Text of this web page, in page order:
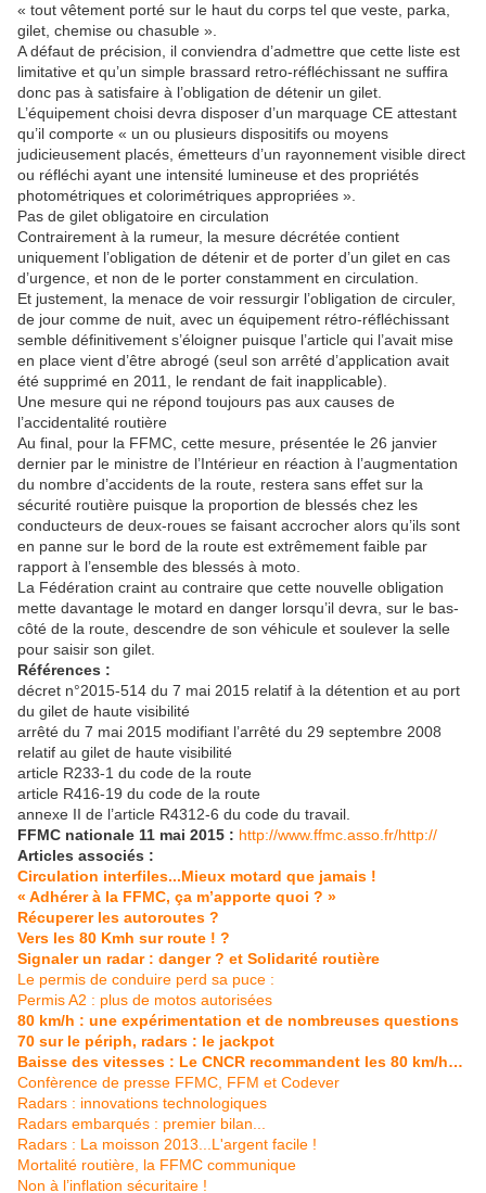
« tout vêtement porté sur le haut du corps tel que veste, parka,
gilet, chemise ou chasuble ».
A défaut de précision, il conviendra d’admettre que cette liste est
limitative et qu’un simple brassard retro-réfléchissant ne suffira
donc pas à satisfaire à l’obligation de détenir un gilet.
L’équipement choisi devra disposer d’un marquage CE attestant
qu’il comporte « un ou plusieurs dispositifs ou moyens
judicieusement placés, émetteurs d’un rayonnement visible direct
ou réfléchi ayant une intensité lumineuse et des propriétés
photométriques et colorimétriques appropriées ».
Pas de gilet obligatoire en circulation
Contrairement à la rumeur, la mesure décrétée contient
uniquement l’obligation de détenir et de porter d’un gilet en cas
d’urgence, et non de le porter constamment en circulation.
Et justement, la menace de voir ressurgir l’obligation de circuler,
de jour comme de nuit, avec un équipement rétro-réfléchissant
semble définitivement s’éloigner puisque l’article qui l’avait mise
en place vient d’être abrogé (seul son arrêté d’application avait
été supprimé en 2011, le rendant de fait inapplicable).
Une mesure qui ne répond toujours pas aux causes de
l’accidentalité routière
Au final, pour la FFMC, cette mesure, présentée le 26 janvier
dernier par le ministre de l’Intérieur en réaction à l’augmentation
du nombre d’accidents de la route, restera sans effet sur la
sécurité routière puisque la proportion de blessés chez les
conducteurs de deux-roues se faisant accrocher alors qu’ils sont
en panne sur le bord de la route est extrêmement faible par
rapport à l’ensemble des blessés à moto.
La Fédération craint au contraire que cette nouvelle obligation
mette davantage le motard en danger lorsqu’il devra, sur le bas-
côté de la route, descendre de son véhicule et soulever la selle
pour saisir son gilet.
Références :
décret n°2015-514 du 7 mai 2015 relatif à la détention et au port
du gilet de haute visibilité
arrêté du 7 mai 2015 modifiant l’arrêté du 29 septembre 2008
relatif au gilet de haute visibilité
article R233-1 du code de la route
article R416-19 du code de la route
annexe II de l’article R4312-6 du code du travail.
FFMC nationale 11 mai 2015 : http://www.ffmc.asso.fr/http://
Articles associés :
Circulation interfiles...Mieux motard que jamais !
« Adhérer à la FFMC, ça m’apporte quoi ? »
Récuperer les autoroutes ?
Vers les 80 Kmh sur route ! ?
Signaler un radar : danger ? et Solidarité routière
Le permis de conduire perd sa puce :
Permis A2 : plus de motos autorisées
80 km/h : une expérimentation et de nombreuses questions
70 sur le périph, radars : le jackpot
Baisse des vitesses : Le CNCR recommandent les 80 km/h…
Confèrence de presse FFMC, FFM et Codever
Radars : innovations technologiques
Radars embarqués : premier bilan...
Radars : La moisson 2013...L'argent facile !
Mortalité routière, la FFMC communique
Non à l’inflation sécuritaire !